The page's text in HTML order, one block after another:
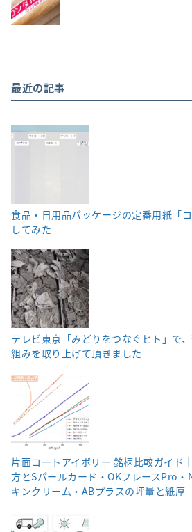
最近の記事
食品・日用品パッケージの定番用紙「
してみた
テレビ東京「みどりをつなぐヒト」で
組みを取り上げて頂きました
片面コートアイボリー 銘柄比較ガイド
方とSパールカード・OKフレースPro・
キンクリーム・ABプラスの坪量と紙厚